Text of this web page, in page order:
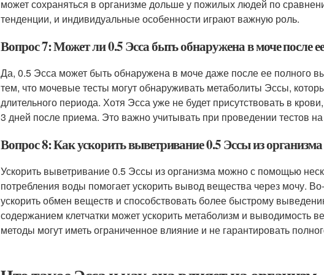
может сохраняться в организме дольше у пожилых людей по
тенденции, и индивидуальные особенности играют важную роль.
Вопрос 7: Может ли 0.5 Эсса быть обнаружена в моче после
Да, 0.5 Эсса может быть обнаружена в моче даже после ее полного
тем, что мочевые тесты могут обнаруживать метаболиты Эссы,
длительного периода. Хотя Эсса уже не будет присутствовать в
3 дней после приема. Это важно учитывать при проведении тестов
Вопрос 8: Как ускорить выветривание 0.5 Эссы из организма
Ускорить выветривание 0.5 Эссы из организма можно с помощью
потребления воды помогает ускорить вывод вещества через мочу.
ускорить обмен веществ и способствовать более быстрому
содержанием клетчатки может ускорить метаболизм и выводимость
методы могут иметь ограниченное влияние и не гарантировать